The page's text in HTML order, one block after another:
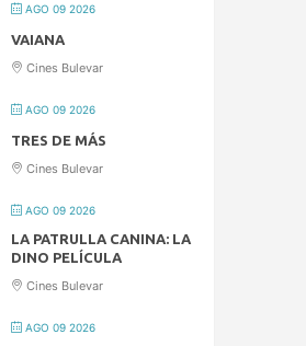
AGO 09 2026
VAIANA
Cines Bulevar
AGO 09 2026
TRES DE MÁS
Cines Bulevar
AGO 09 2026
LA PATRULLA CANINA: LA
DINO PELÍCULA
Cines Bulevar
AGO 09 2026